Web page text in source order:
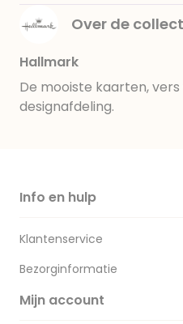
Over de
Hallmark
De mooiste kaarten,
designafdeling.
Info en hulp
Klantenservice
Bezorginformatie
Mijn account